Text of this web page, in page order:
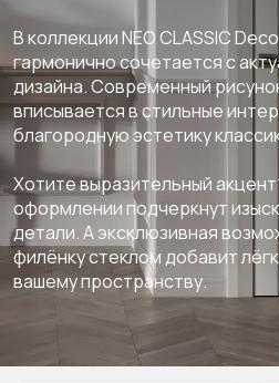
В коллекции NEO CLASSIC
гармонично сочетается с
дизайна. Современный
вписывается в стильные
благородную эстетику
Хотите выразительный
оформлении подчеркнут
детали. А эксклюзивная
филёнку стеклом добавит
вашему пространству.